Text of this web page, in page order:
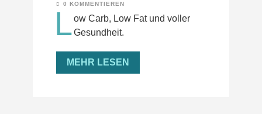
0 KOMMENTIEREN
L ow Carb, Low Fat und voller
Gesundheit.
MEHR LESEN